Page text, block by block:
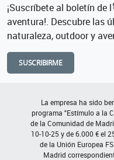
¡Suscríbete al boletín
aventura!. Descubre las
naturaleza, outdoor y
SUSCRIBIRME
La empresa ha sido
programa "Estímulo a la
de la Comunidad de
10-10-25 y de 6.000 € el
de la Unión Europea
Madrid